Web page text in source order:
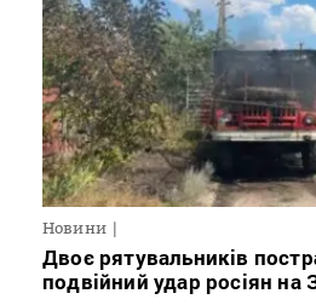
Новини
Двоє рятувальників
подвійний удар росіян на